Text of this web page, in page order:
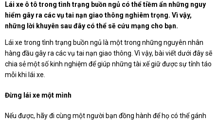
Lái xe ô tô trong tình trạng buồn ngủ có thể tiềm ẩn những nguy
hiểm gây ra các vụ tai nạn giao thông nghiêm trọng. Vì vậy,
những lời khuyên sau đây có thể sẽ cứu mạng cho bạn.
Lái xe trong tình trạng buồn ngủ là một trong những nguyên nhân
hàng đầu gây ra các vụ tai nạn giao thông. Vì vậy, bài viết dưới đây sẽ
chia sẻ một số kinh nghiệm để giúp những tài xế giữ được sự tỉnh táo
mỗi khi lái xe.
Đừng lái xe một mình
Nếu được, hãy đi cùng một người bạn đồng hành để họ có thể gánh